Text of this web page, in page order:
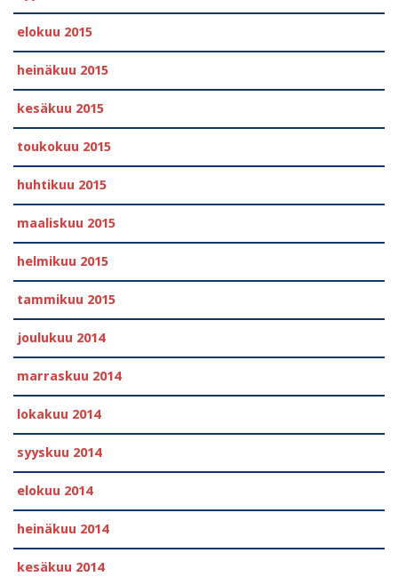
elokuu 2015
heinäkuu 2015
kesäkuu 2015
toukokuu 2015
huhtikuu 2015
maaliskuu 2015
helmikuu 2015
tammikuu 2015
joulukuu 2014
marraskuu 2014
lokakuu 2014
syyskuu 2014
elokuu 2014
heinäkuu 2014
kesäkuu 2014